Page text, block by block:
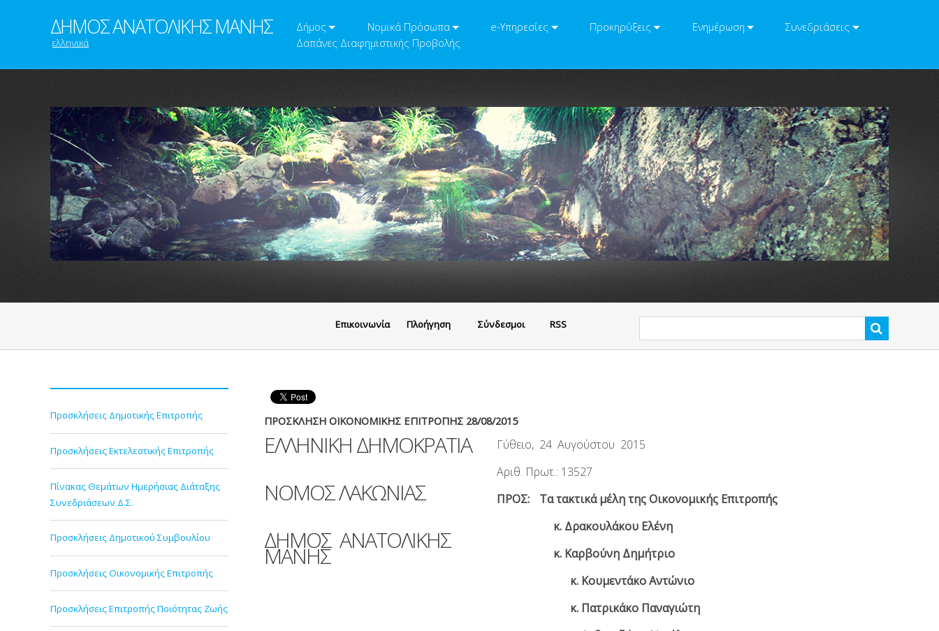
ΔΗΜΟΣ ΑΝΑΤΟΛΙΚΗΣ ΜΑΝΗΣ
ελληνικά
Δήμος Νομικά Πρόσωπα e-Υπηρεσίες Προκηρύξεις Ενημέρωση
Συνεδριάσεις
Δαπάνες Διαφημιστικής Προβολής
Eπικοινωνία Πλοήγηση Σύνδεσμοι RSS
Προσκλήσεις Δημοτικής Επιτροπής
Προσκλήσεις Εκτελεστικής Επιτροπής
Πίνακας Θεμάτων Ημερήσιας Διάταξης
Συνεδριάσεων Δ.Σ.
Προσκλήσεις Δημοτικού Συμβουλίου
Προσκλήσεις Οικονομικής Επιτροπής
Προσκλήσεις Επιτροπής Ποιότητας Ζωής
ΠΡΟΣΚΛΗΣΗ ΟΙΚΟΝΟΜΙΚΗΣ ΕΠΙΤΡΟΠΗΣ 28/08/2015
ΕΛΛΗΝΙΚΗ ΔΗΜΟΚΡΑΤΙΑ
ΝΟΜΟΣ ΛΑΚΩΝΙΑΣ
ΔΗΜΟΣ ΑΝΑΤΟΛΙΚΗΣ
ΜΑΝΗΣ
Γύθειο, 24 Αυγούστου 2015
Αριθ. Πρωτ.: 13527
ΠΡΟΣ:
Τα τακτικά μέλη της Οικονομικής Επιτροπής
κ. Δρακουλάκου Ελένη
κ. Καρβούνη Δημήτριο
κ. Κουμεντάκο Αντώνιο
κ. Πατρικάκο Παναγιώτη